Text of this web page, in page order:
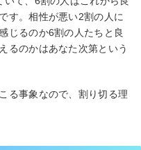
す。相性が悪い2割の人に
じるのか6割の人たちと良
るのかはあなた次第という
る事象なので、割り切る理